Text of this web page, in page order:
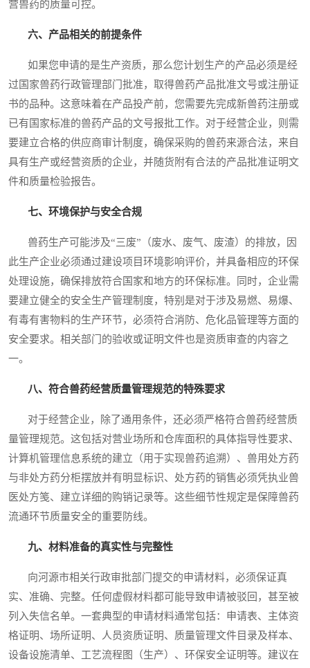
营兽药的质量可控。
六、产品相关的前提条件
如果您申请的是生产资质，那么您计划生产的产品必须是经
过国家兽药行政管理部门批准，取得兽药产品批准文号或注册证
书的品种。这意味着在产品投产前，您需要先完成新兽药注册或
已有国家标准的兽药产品的文号报批工作。对于经营企业，则需
要建立合格的供应商审计制度，确保采购的兽药来源合法，来自
具有生产或经营资质的企业，并随货附有合法的产品批准证明文
件和质量检验报告。
七、环境保护与安全合规
兽药生产可能涉及“三废”（废水、废气、废渣）的排放，因
此生产企业必须通过建设项目环境影响评价，并具备相应的环保
处理设施，确保排放符合国家和地方的环保标准。同时，企业需
要建立健全的安全生产管理制度，特别是对于涉及易燃、易爆、
有毒有害物料的生产环节，必须符合消防、危化品管理等方面的
安全要求。相关部门的验收或证明文件也是资质审查的内容之
一。
八、符合兽药经营质量管理规范的特殊要求
对于经营企业，除了通用条件，还必须严格符合兽药经营质
量管理规范。这包括对营业场所和仓库面积的具体指导性要求、
计算机管理信息系统的建立（用于实现兽药追溯）、兽用处方药
与非处方药分柜摆放并有明显标识、处方药的销售必须凭执业兽
医处方笺、建立详细的购销记录等。这些细节性规定是保障兽药
流通环节质量安全的重要防线。
九、材料准备的真实性与完整性
向河源市相关行政审批部门提交的申请材料，必须保证真
实、准确、完整。任何虚假材料都可能导致申请被驳回，甚至被
列入失信名单。一套典型的申请材料通常包括：申请表、主体资
格证明、场所证明、人员资质证明、质量管理文件目录及样本、
设备设施清单、工艺流程图（生产）、环保安全证明等。建议在